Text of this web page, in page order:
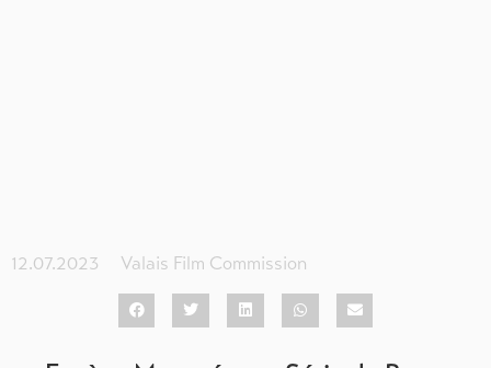
12.07.2023 Valais Film Commission